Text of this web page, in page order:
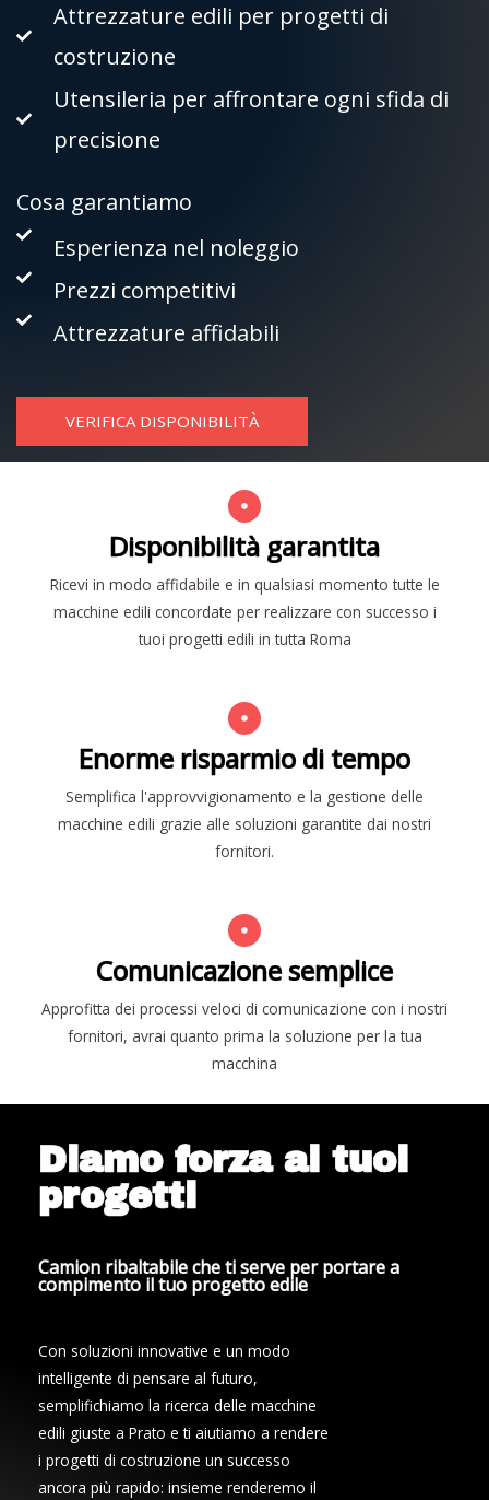
Attrezzature edili per progetti di
costruzione
Utensileria per affrontare ogni sfida di
precisione
Cosa garantiamo
Esperienza nel noleggio
Prezzi competitivi
Attrezzature affidabili
VERIFICA DISPONIBILITÀ
Disponibilità garantita
Ricevi in modo affidabile e in qualsiasi momento tutte le
macchine edili concordate per realizzare con successo i
tuoi progetti edili in tutta Roma
Enorme risparmio di tempo
Semplifica l'approvvigionamento e la gestione delle
macchine edili grazie alle soluzioni garantite dai nostri
fornitori.
Comunicazione semplice
Approfitta dei processi veloci di comunicazione con i nostri
fornitori, avrai quanto prima la soluzione per la tua
macchina
Diamo forza ai tuoi
progetti
Camion ribaltabile che ti serve per portare a
compimento il tuo progetto edile
Con soluzioni innovative e un modo
intelligente di pensare al futuro,
semplifichiamo la ricerca delle macchine
edili giuste a Prato e ti aiutiamo a rendere
i progetti di costruzione un successo
ancora più rapido: insieme renderemo il